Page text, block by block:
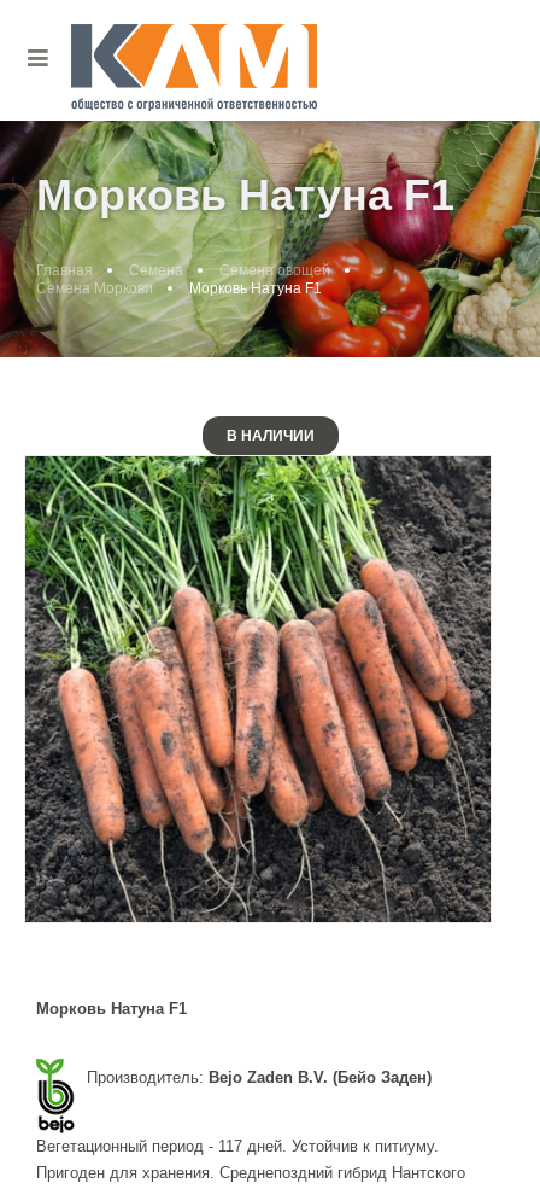
Морковь Натуна F1
Главная Семена
Семена овощей
Семена Моркови
Морковь Натуна F1
В НАЛИЧИИ
Морковь Натуна F1
Производитель: Bejo Zaden B.V. (Бейо Заден)
Вегетационный период - 117 дней. Устойчив к питиуму.
Пригоден для хранения. Среднепоздний гибрид Нантского